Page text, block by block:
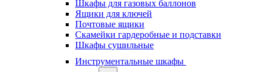
Шкафы для газовых баллонов
Ящики для ключей
Почтовые ящики
Скамейки гардеробные и подставки
Шкафы сушильные
Инструментальные шкафы